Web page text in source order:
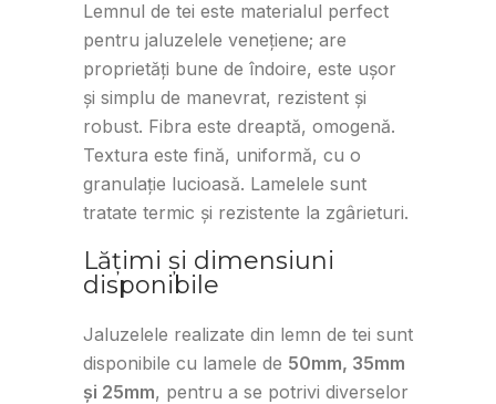
Lemnul de tei este materialul perfect
pentru jaluzelele venețiene; are
proprietăți bune de îndoire, este ușor
și simplu de manevrat, rezistent și
robust. Fibra este dreaptă, omogenă.
Textura este fină, uniformă, cu o
granulație lucioasă. Lamelele sunt
tratate termic și rezistente la zgârieturi.
Lățimi și dimensiuni
disponibile
Jaluzelele realizate din lemn de tei sunt
disponibile cu lamele de 50mm, 35mm
și 25mm, pentru a se potrivi diverselor